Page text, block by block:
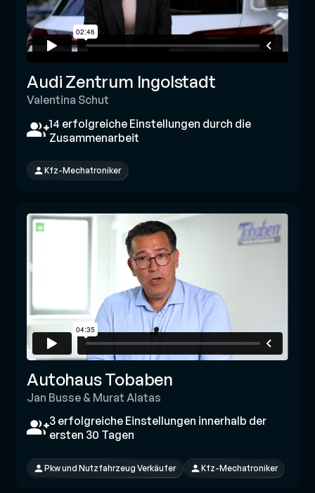
Audi Zentrum Ingolstadt
Valentina Schut
14 erfolgreiche Einstellungen durch die
Zusammenarbeit
Kfz-Mechatroniker
Autohaus Tobaben
Jan Busse & Murat Alatas
3 erfolgreiche Einstellungen innerhalb der
ersten 30 Tagen
Pkw und Nutzfahrzeug Verkäufer Kfz-Mechatroniker